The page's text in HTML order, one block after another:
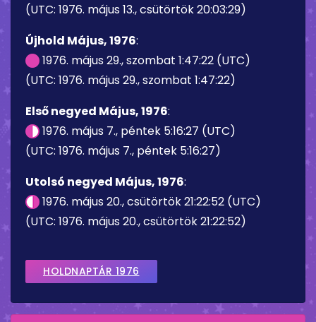
(UTC: 1976. május 13., csütörtök 20:03:29)
Újhold Május, 1976:
1976. május 29., szombat 1:47:22 (UTC)
(UTC: 1976. május 29., szombat 1:47:22)
Első negyed Május, 1976:
1976. május 7., péntek 5:16:27 (UTC)
(UTC: 1976. május 7., péntek 5:16:27)
Utolsó negyed Május, 1976:
1976. május 20., csütörtök 21:22:52 (UTC)
(UTC: 1976. május 20., csütörtök 21:22:52)
HOLDNAPTÁR 1976